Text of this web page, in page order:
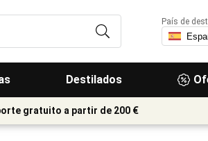
Destilados
País de
gratuito a partir de 200 €